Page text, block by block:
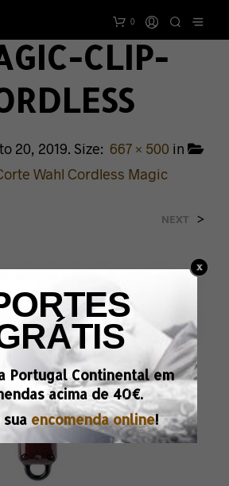
0
CLIP-
20, 2019. Size: 667 × 500 in
Wahl Cordless Magic
NEXT >
Portugal Continental em
acima de 40€.
sua encomenda online!